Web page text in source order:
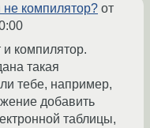
не компилятор? от
и компилятор.
такая
тебе, например,
добавить
таблицы,